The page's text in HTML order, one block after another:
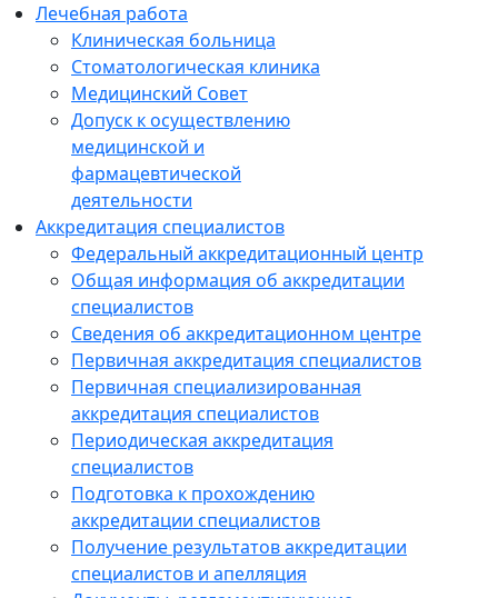
Лечебная работа
Клиническая больница
Стоматологическая клиника
Медицинский Совет
Допуск к осуществлению
медицинской и
фармацевтической
деятельности
Аккредитация специалистов
Федеральный аккредитационный центр
Общая информация об аккредитации
специалистов
Сведения об аккредитационном центре
Первичная аккредитация специалистов
Первичная специализированная
аккредитация специалистов
Периодическая аккредитация
специалистов
Подготовка к прохождению
аккредитации специалистов
Получение результатов аккредитации
специалистов и апелляция